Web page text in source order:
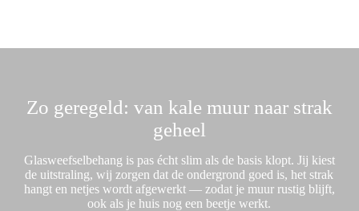
Zo geregeld: van kale muur naar strak
geheel
Glasweefselbehang is pas écht slim als de basis klopt. Jij kiest
de uitstraling, wij zorgen dat de ondergrond goed is, het strak
hangt en netjes wordt afgewerkt — zodat je muur rustig blijft,
ook als je huis nog een beetje werkt.